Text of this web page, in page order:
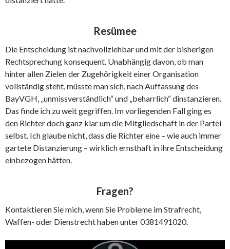
Resümee
Die Entscheidung ist nachvollziehbar und mit der bisherigen
Rechtsprechung konsequent. Unabhängig davon, ob man
hinter allen Zielen der Zugehörigkeit einer Organisation
vollständig steht, müsste man sich, nach Auffassung des
BayVGH, „unmissverständlich“ und „beharrlich“ dinstanzieren.
Das finde ich zu weit gegriffen. Im vorliegenden Fall ging es
den Richter doch ganz klar um die Mitgliedschaft in der Partei
selbst. Ich glaube nicht, dass die Richter eine – wie auch immer
gartete Distanzierung – wirklich ernsthaft in ihre Entscheidung
einbezogen hätten.
Fragen?
Kontaktieren Sie mich, wenn Sie Probleme im Strafrecht,
Waffen- oder Dienstrecht haben unter 0381491020.